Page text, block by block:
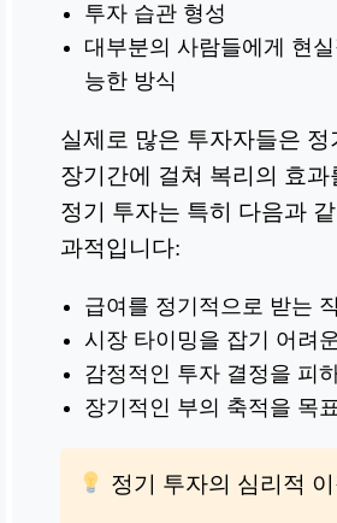
투자 습관 형성
대부분의 사람들에게 현
능한 방식
실제로 많은 투자자들은 정
장기간에 걸쳐 복리의 효과
정기 투자는 특히 다음과
과적입니다:
급여를 정기적으로 받는
시장 타이밍을 잡기 어려
감정적인 투자 결정을 피
장기적인 부의 축적을 목
정기 투자의 심리적 이